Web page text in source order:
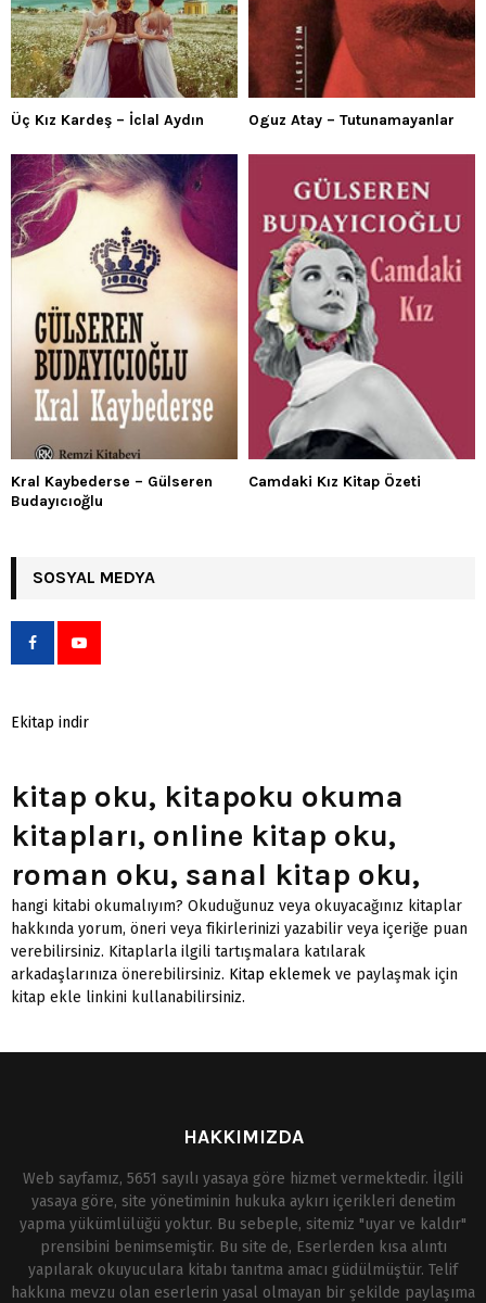
Üç Kız Kardeş – İclal Aydın Oguz Atay – Tutunamayanlar
Kral Kaybederse – Gülseren
Budayıcıoğlu
Camdaki Kız Kitap Özeti
SOSYAL MEDYA
Ekitap indir
kitap oku, kitapoku okuma
kitapları, online kitap oku,
roman oku, sanal kitap oku,
hangi kitabi okumalıyım? Okuduğunuz veya okuyacağınız kitaplar
hakkında yorum, öneri veya fikirlerinizi yazabilir veya içeriğe puan
verebilirsiniz. Kitaplarla ilgili tartışmalara katılarak
arkadaşlarınıza önerebilirsiniz. Kitap eklemek ve paylaşmak için
kitap ekle linkini kullanabilirsiniz.
HAKKIMIZDA
Web sayfamız, 5651 sayılı yasaya göre hizmet vermektedir. İlgili
yasaya göre, site yönetiminin hukuka aykırı içerikleri denetim
yapma yükümlülüğü yoktur. Bu sebeple, sitemiz "uyar ve kaldır"
prensibini benimsemiştir. Bu site de, Eserlerden kısa alıntı
yapılarak okuyuculara kitabı tanıtma amacı güdülmüştür. Telif
hakkına mevzu olan eserlerin yasal olmayan bir şekilde paylaşıma